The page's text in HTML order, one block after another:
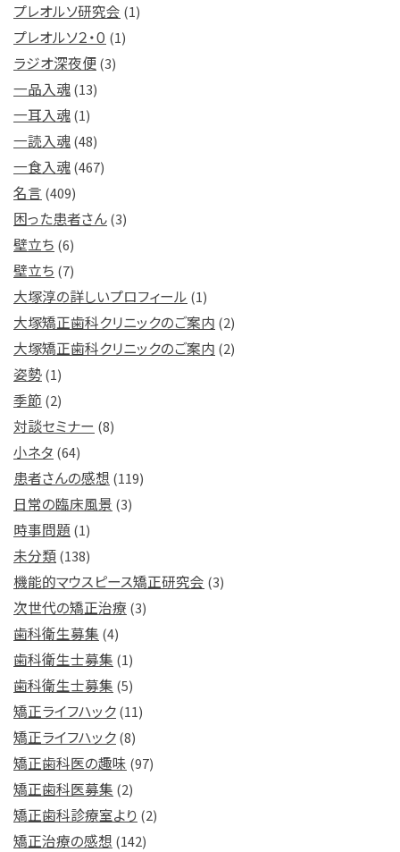
プレオルソ研究会 (1)
プレオルソ２・０ (1)
ラジオ深夜便(3)
一品入魂(13)
一耳入魂(1)
一読入魂(48)
一食入魂(467)
名言 (409)
困った患者さん(3)
壁立ち (6)
壁立ち (7)
大塚淳の詳しいプロフィール (1)
大塚矯正歯科クリニックのご案内 (2)
大塚矯正歯科クリニックのご案内 (2)
姿勢(1)
季節 (2)
対談セミナー (8)
小ネタ (64)
患者さんの感想 (119)
日常の臨床風景 (3)
時事問題 (1)
未分類(138)
機能的マウスピース矯正研究会 (3)
次世代の矯正治療 (3)
歯科衛生募集 (4)
歯科衛生士募集 (1)
歯科衛生士募集 (5)
矯正ライフハック(11)
矯正ライフハック(8)
矯正歯科医の趣味 (97)
矯正歯科医募集 (2)
矯正歯科診療室より (2)
矯正治療の感想 (142)